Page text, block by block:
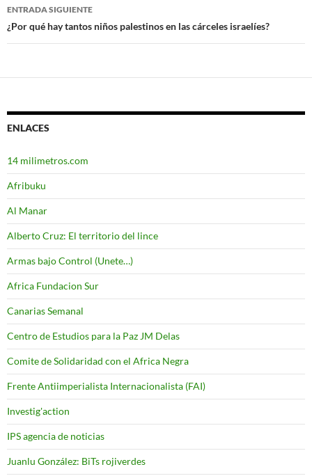
entradas
ENTRADA SIGUIENTE
¿Por qué hay tantos niños palestinos en las cárceles israelíes?
ENLACES
14 milimetros.com
Afribuku
Al Manar
Alberto Cruz: El territorio del lince
Armas bajo Control (Unete…)
Africa Fundacion Sur
Canarias Semanal
Centro de Estudios para la Paz JM Delas
Comite de Solidaridad con el Africa Negra
Frente Antiimperialista Internacionalista (FAI)
Investig'action
IPS agencia de noticias
Juanlu González: BiTs rojiverdes